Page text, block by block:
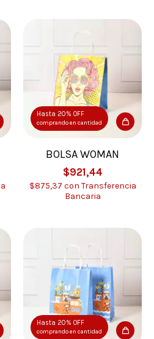
Hasta 20% OFF
comprando en cantidad
BOLSA WOMAN
$921,44
$875,37 con Transferencia
Bancaria
Hasta 20% OFF
comprando en cantidad